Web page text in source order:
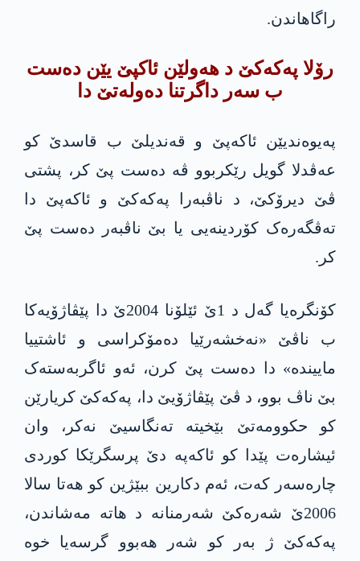
راگاھاندن.
رۆلا پەکەکێ د ھەولێن ئاکپێ یێن ده‌ست
ب سه‌ر داگرتنا ده‌وله‌تێ دا
پەیوەندیێن ئاکەپێ و قەندیلێ ب قاسدێ کو
عەڤدلا گویل رێکربوو ڤە دەست پێ کر، پشتی
ڤێ دیرۆكێ، د ناڤبەرا پەکەکێ و ئاکەپێ دا
تەڤگەرەک کۆردینەیی یا بێ ناڤبەر دەست پێ
کر.
کۆنگره‌یا گەل د 1ێ ئێلۆنا 2004ێ دا پێڤاژۆیەکا
ب ناڤێ «نەخشەرێیا دەمۆکراسی و ئاشتییا
ماییندە» دا دەست پێ کرن، ئەو ئاگربەستەک
بێ ناڤ بوو، د ڤێ پێڤاژۆیێ دا، پەکەکێ کریارێن
کو حکوومەتێ بێخیتە تەنگاسیێ نەکر، وان
ئیشارەت پێدا کو ئاکەپە دێ پرسگرێکا کوردی
چارەسەر کەت، ئەم دکارین ببێژین کو ھەتا سالا
2006ێ شەرەکێ شەرمنانە د ھاتە مەشاندن،
پەکەکێ ژ بەر کو شەر ھەبوو گرسەیا خوە